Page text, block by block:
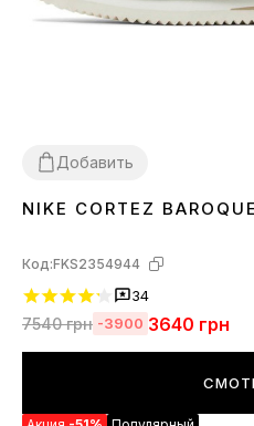
Добавить
3637 383940 414245
NIKE CORTEZ
Код:FKS2354944
34
7540грн -3900 3640 грн